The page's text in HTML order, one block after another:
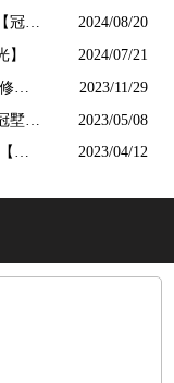
冠墅
2024/08/20
2024/07/21
吗?
2023/11/29
阳
2023/05/08
2023/04/12